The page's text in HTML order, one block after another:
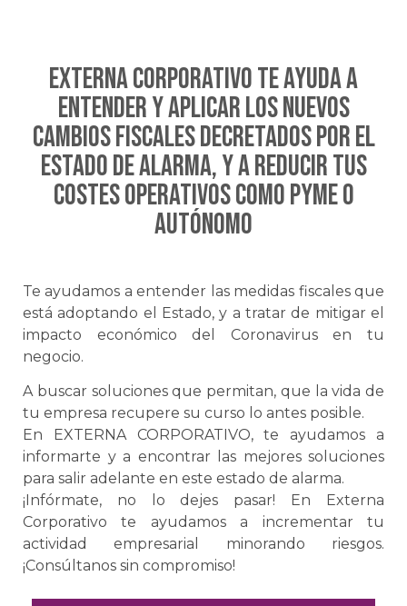
EXTERNA CORPORATIVO te ayuda a
entender y aplicar los nuevos
cambios fiscales decretados por el
Estado de Alarma, y a reducir tus
costes operativos como Pyme o
autónomo
Te ayudamos a entender las medidas fiscales que
está adoptando el Estado, y a tratar de mitigar el
impacto económico del Coronavirus en tu
negocio.
A buscar soluciones que permitan, que la vida de
tu empresa recupere su curso lo antes posible.
En EXTERNA CORPORATIVO, te ayudamos a
informarte y a encontrar las mejores soluciones
para salir adelante en este estado de alarma.
¡Infórmate, no lo dejes pasar! En Externa
Corporativo te ayudamos a incrementar tu
actividad empresarial minorando riesgos.
¡Consúltanos sin compromiso!